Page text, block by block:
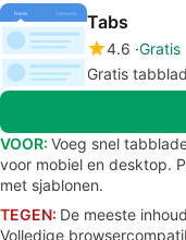
Tabs
4.6 Gratis
Gratis
VOOR: Voeg snel
voor mobiel en desktop.
met sjablonen.
TEGEN: De meeste
Volledige